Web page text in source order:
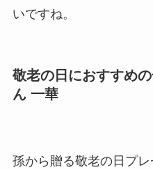
いですね。
敬老の日におすすめ
ん 一華
孫から贈る敬老の日プ